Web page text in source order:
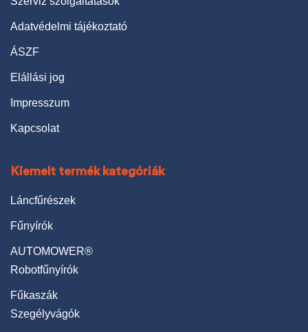
Adatvédelmi tájékoztató
ÁSZF
Elállási jog
Impresszum
Kapcsolat
Kiemelt termék kategóriák
Láncfűrészek
Fűnyírók
AUTOMOWER®
Robotfűnyírók
Fűkaszák
Szegélyvágók